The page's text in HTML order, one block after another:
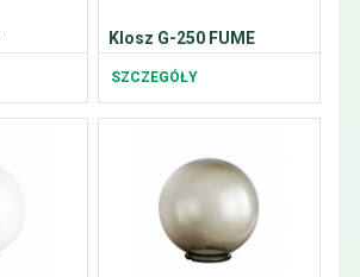
Klosz G-250 FUME
SZCZEGÓŁY